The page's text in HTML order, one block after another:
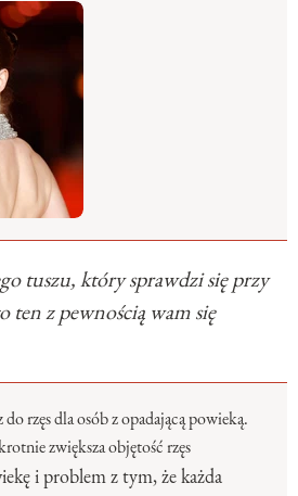
tuszu, który sprawdzi się przy
ten z pewnością wam się
rzęs dla osób z opadającą powieką.
zwiększa objętość rzęs
i problem z tym, że każda